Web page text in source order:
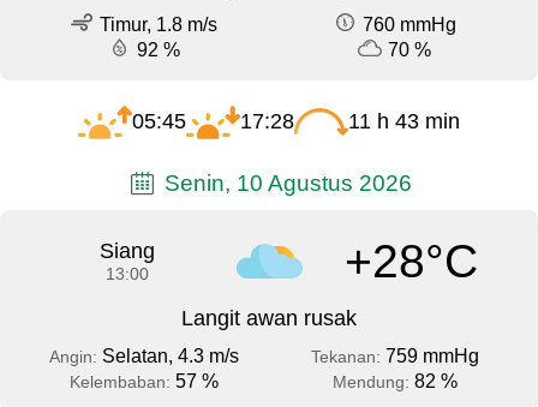
Timur, 1.8 m/s
760 mmHg
92 %
70 %
05:45 17:28 11 h 43 min
Senin, 10 Agustus 2026
Siang
13:00 +28°C
Langit awan rusak
Angin: Selatan, 4.3 m/s Tekanan: 759 mmHg
Kelembaban: 57 % Mendung: 82 %